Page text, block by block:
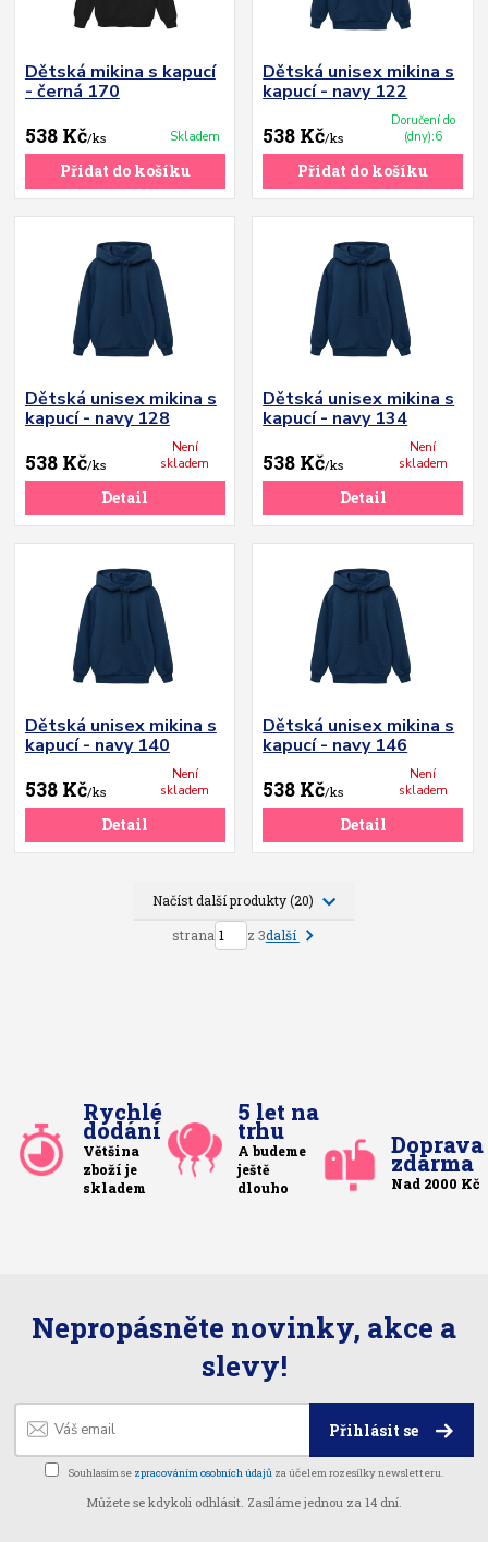
Dětská mikina s kapucí
- černá 170
538 Kč/ks Skladem
Přidat do košíku
Dětská unisex mikina s
kapucí - navy 122
538 Kč/ks
Doručení do
(dny):6
Přidat do košíku
Dětská unisex mikina s
kapucí - navy 128
538 Kč/ks
Není
skladem
Detail
Dětská unisex mikina s
kapucí - navy 134
538 Kč/ks
Není
skladem
Detail
Dětská unisex mikina s
kapucí - navy 140
538 Kč/ks
Není
skladem
Detail
Dětská unisex mikina s
kapucí - navy 146
538 Kč/ks
Není
skladem
Detail
Načíst další produkty (20)
strana z 3další
Rychlé
dodání
Většina
zboží je
skladem
5 let na
trhu
A budeme
ještě
dlouho
Doprava
zdarma
Nad 2000 Kč
Nepropásněte novinky, akce a
slevy!
Přihlásit se
Souhlasím se zpracováním osobních údajů za účelem rozesílky newsletteru.
Můžete se kdykoli odhlásit. Zasíláme jednou za 14 dní.